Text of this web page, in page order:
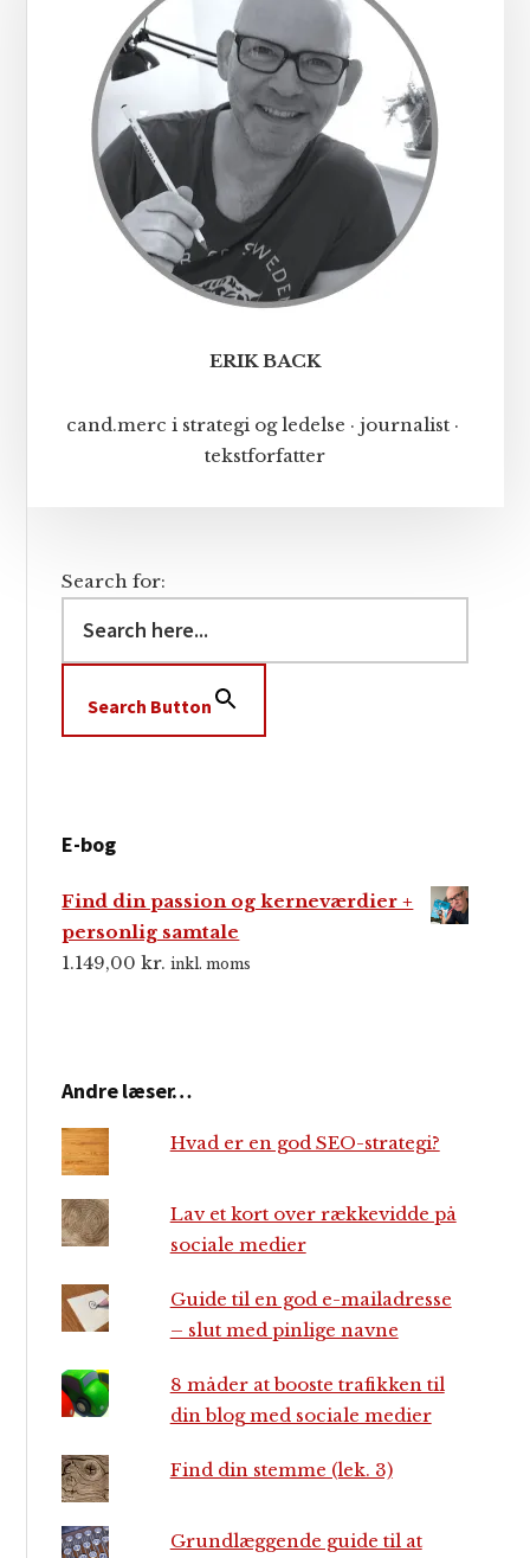
ERIK BACK
cand.merc i strategi og ledelse · journalist ·
tekstforfatter
Search for:
Search Button
E-bog
Find din passion og kerneværdier +
personlig samtale
1.149,00kr. inkl. moms
Andre læser…
Hvad er en god SEO-strategi?
Lav et kort over rækkevidde på
sociale medier
Guide til en god e-mailadresse
– slut med pinlige navne
8 måder at booste trafikken til
din blog med sociale medier
Find din stemme (lek. 3)
Grundlæggende guide til at